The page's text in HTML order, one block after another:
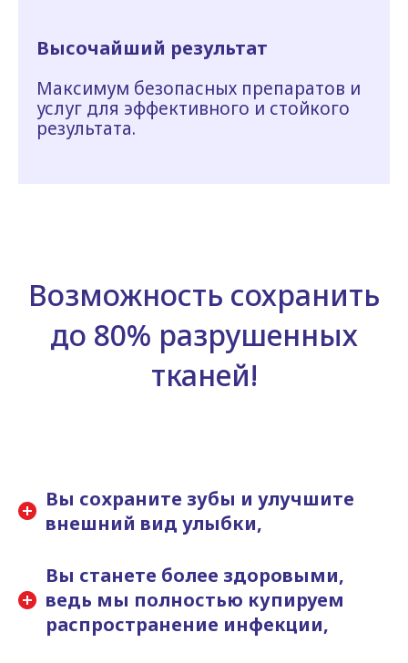
Высочайший результат
Максимум безопасных препаратов и
услуг для эффективного и стойкого
результата.
Возможность сохранить
до 80% разрушенных
тканей!
Вы сохраните зубы и улучшите
внешний вид улыбки,
Вы станете более здоровыми,
ведь мы полностью купируем
распространение инфекции,